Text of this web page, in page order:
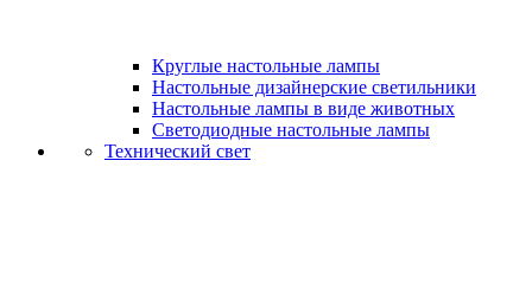
Круглые настольные лампы
Настольные дизайнерские светильники
Настольные лампы в виде животных
Светодиодные настольные лампы
Технический свет